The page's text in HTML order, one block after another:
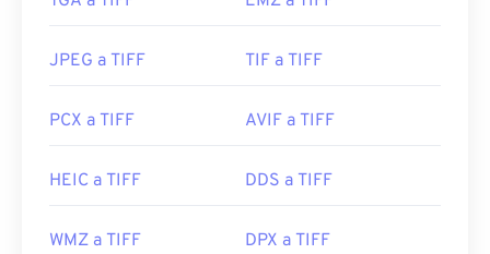
JPEG a TIFF TIF a TIFF
PCX a TIFF AVIF a TIFF
HEIC a TIFF DDS a TIFF
WMZ a TIFF DPX a TIFF